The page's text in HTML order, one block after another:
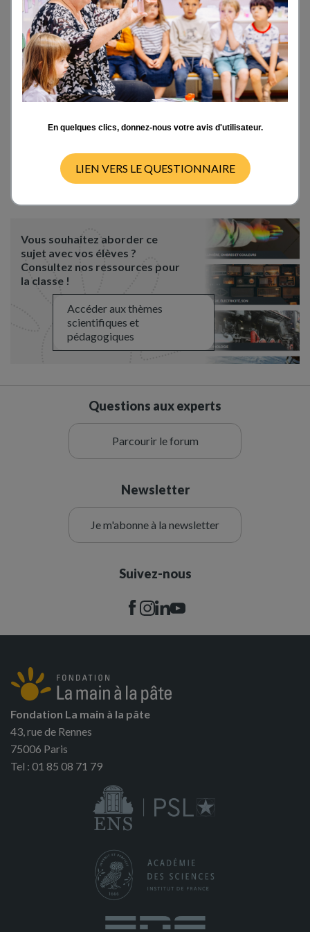
croisé un expert dans ce domaine qui a confirmé que
les populations s'adaptaient de plus en plus. Le
scutigère vit normalement au sol, caché sous une
pierre. Là, je l'avais trouvé dans ma salle de bain au
2ème étage de l'immeuble... L'expert l'avais déclarer
sur un site dédié.
Donc, existe-t-il un site équivalent pour les Mantes
Merci d'avance pour vos informations.
Cdlt,
Wed 01/08/18 - 03:48
Vous souhaitez aborder ce
sujet avec vos élèves ?
Consultez nos ressources pour
la classe !
Accéder aux thèmes
scientifiques et
pédagogiques
Questions aux experts
Parcourir le forum
Newsletter
Je m'abonne à la newsletter
Suivez-nous
Fondation La main à la pâte
43, rue de Rennes
75006 Paris
Tel : 01 85 08 71 79
En quelques clics, donnez-nous votre avis d'utilisateur.
LIEN VERS LE QUESTIONNAIRE